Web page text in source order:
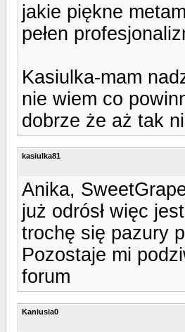
jakie piękne
pełen
Kasiulka-mam
nie wiem co
dobrze że aż tak
kasiulka81
Anika,
już odrósł więc
trochę się pazury
Pozostaje mi
forum
Kaniusia0